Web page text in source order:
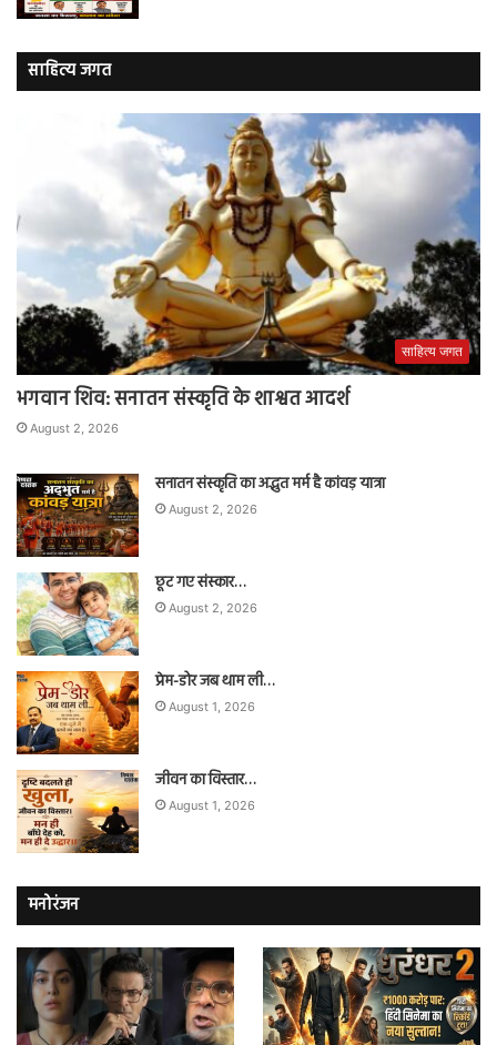
साहित्य जगत
साहित्य जगत
भगवान शिव: सनातन संस्कृति के शाश्वत आदर्श
August 2, 2026
सनातन संस्कृति का अद्भुत मर्म है कांवड़ यात्रा
August 2, 2026
छूट गए संस्कार…
August 2, 2026
प्रेम-डोर जब थाम ली…
August 1, 2026
जीवन का विस्तार…
August 1, 2026
मनोरंजन